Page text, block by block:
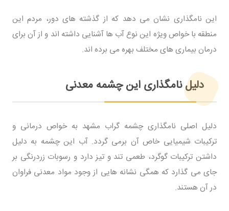
این نامگذاری نشان می دهد که از گذشته های دور، مردم این
منطقه با خواص ویژه این نوع آب ها آشنایی داشته اند و از آن برای
درمان بیماری های مختلف بهره می برده اند.
دلیل نامگذاری این چشمه معدنی
دلیل اصلی نامگذاری چشمه گراب مشهد به خواص درمانی و
ترکیبات شیمیایی خاص آن برمی گردد. آب این چشمه به دلیل
داشتن ترکیبات گوگرد، طعمی تند و تیز دارد و رسوبات زردرنگی بر
جای می گذارد که همگی نشانه هایی از وجود مواد معدنی فراوان
در آن هستند.